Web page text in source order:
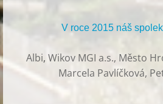
V roce 2015 náš
Albi,Wikov MGI a.s., Město
Marcela Pavlíčková,